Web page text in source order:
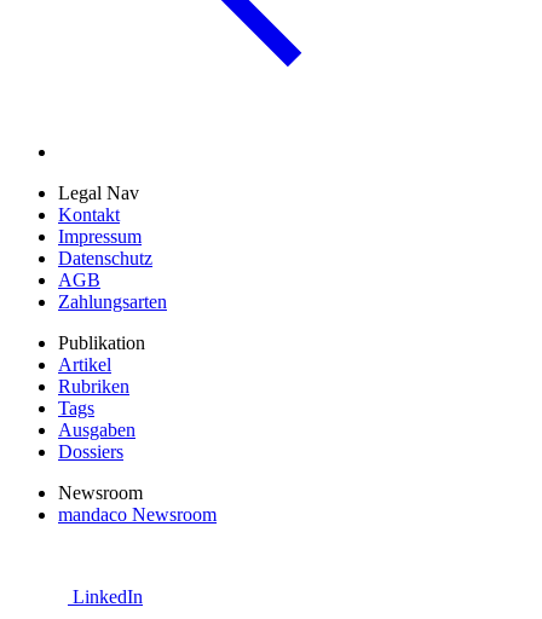
Legal Nav
Kontakt
Impressum
Datenschutz
AGB
Zahlungsarten
Publikation
Artikel
Rubriken
Tags
Ausgaben
Dossiers
Newsroom
mandaco Newsroom
LinkedIn